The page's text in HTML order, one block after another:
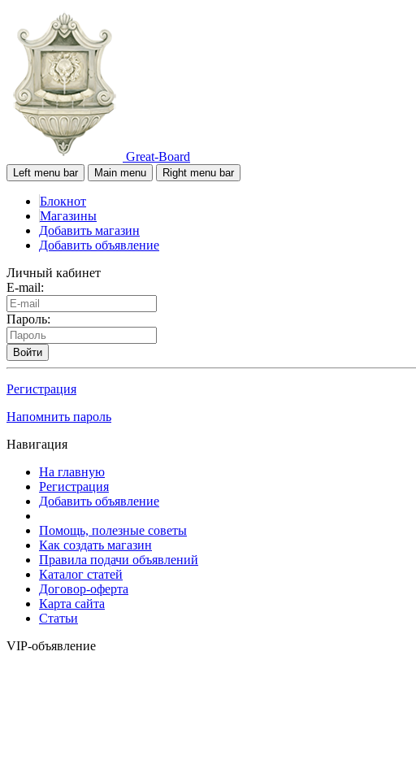
Great-Board
Left menu bar Main menu Right menu bar
Блокнот
Магазины
Добавить магазин
Добавить объявление
Личный кабинет
E-mail:
Пароль:
Войти
Регистрация
Напомнить пароль
Навигация
На главную
Регистрация
Добавить объявление
Помощь, полезные советы
Как создать магазин
Правила подачи объявлений
Каталог статей
Договор-оферта
Карта сайта
Статьи
VIP-объявление